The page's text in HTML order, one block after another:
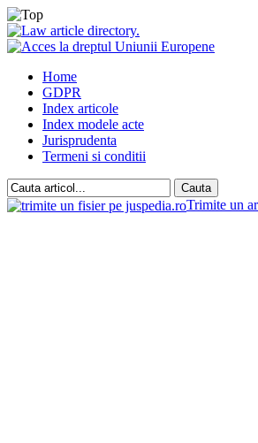
Home
GDPR
Index articole
Index modele acte
Jurisprudenta
Termeni si conditii
Trimite un